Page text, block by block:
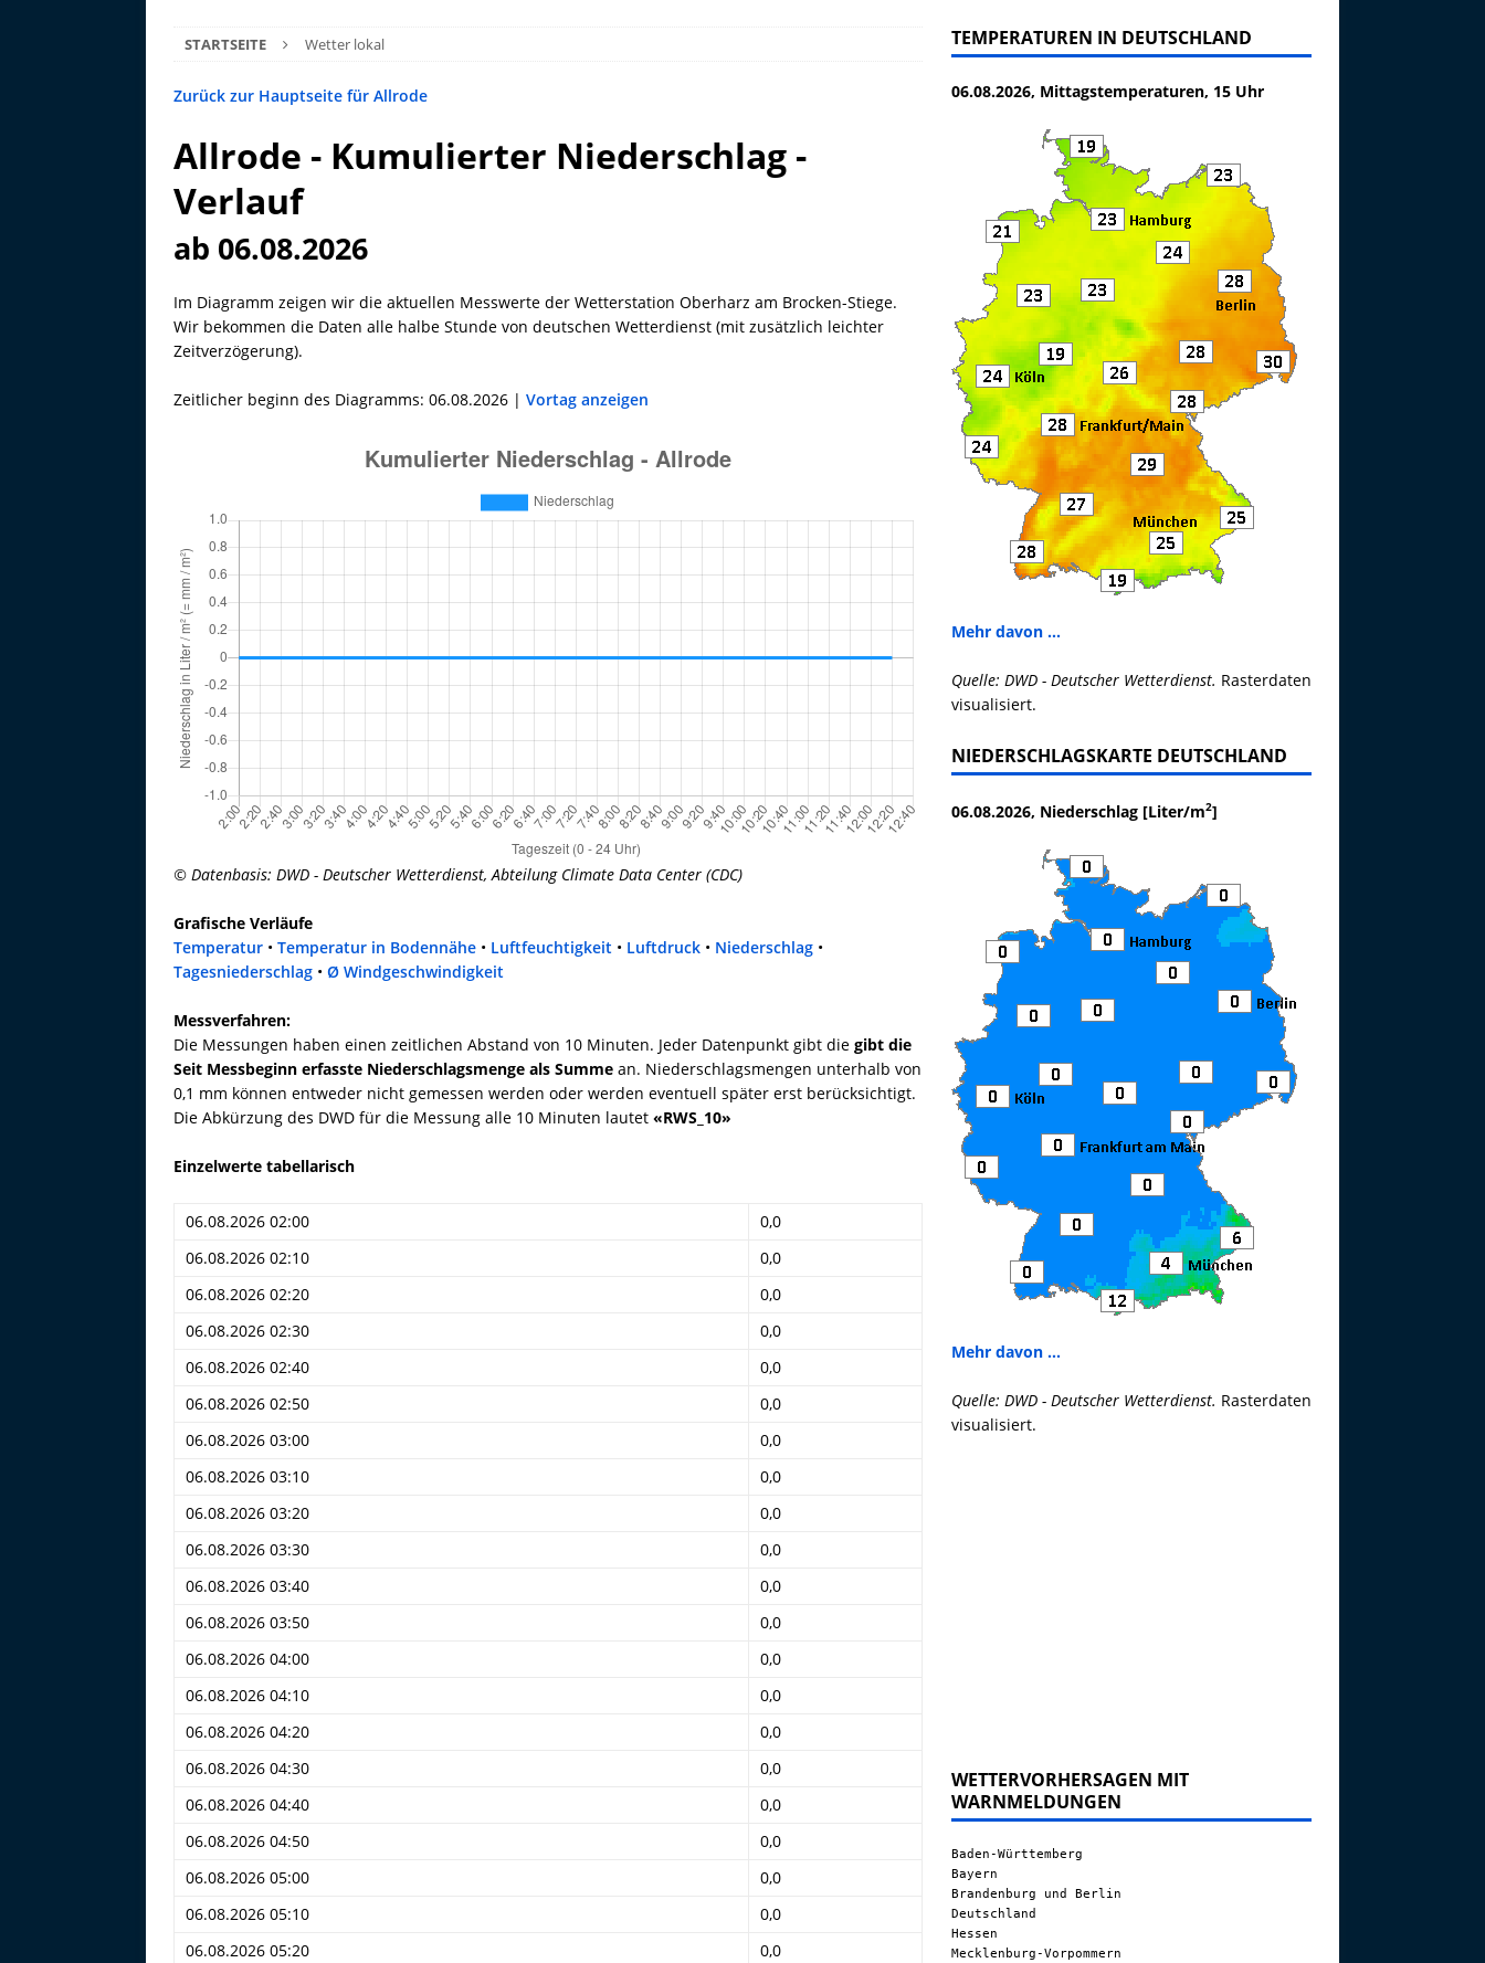
STARTSEITE Wetter lokal
Zurück zur Hauptseite für Allrode
Allrode - Kumulierter Niederschlag -
Verlauf
ab 06.08.2026
Im Diagramm zeigen wir die aktuellen Messwerte der Wetterstation Oberharz am Brocken-Stiege.
Wir bekommen die Daten alle halbe Stunde von deutschen Wetterdienst (mit zusätzlich leichter
Zeitverzögerung).
Zeitlicher beginn des Diagramms: 06.08.2026 | Vortag anzeigen
© Datenbasis: DWD - Deutscher Wetterdienst, Abteilung Climate Data Center (CDC)
Grafische Verläufe
Temperatur • Temperatur in Bodennähe • Luftfeuchtigkeit • Luftdruck • Niederschlag •
Tagesniederschlag • Ø Windgeschwindigkeit
Messverfahren:
Die Messungen haben einen zeitlichen Abstand von 10 Minuten. Jeder Datenpunkt gibt die gibt die
Seit Messbeginn erfasste Niederschlagsmenge als Summe an. Niederschlagsmengen unterhalb von
0,1 mm können entweder nicht gemessen werden oder werden eventuell später erst berücksichtigt.
Die Abkürzung des DWD für die Messung alle 10 Minuten lautet «RWS_10»
Einzelwerte tabellarisch
06.08.2026 02:00
0,0
06.08.2026 02:10
0,0
06.08.2026 02:20
0,0
06.08.2026 02:30
0,0
06.08.2026 02:40
0,0
06.08.2026 02:50
0,0
06.08.2026 03:00
0,0
06.08.2026 03:10
0,0
06.08.2026 03:20
0,0
06.08.2026 03:30
0,0
06.08.2026 03:40
0,0
06.08.2026 03:50
0,0
06.08.2026 04:00
0,0
06.08.2026 04:10
0,0
06.08.2026 04:20
0,0
06.08.2026 04:30
0,0
06.08.2026 04:40
0,0
06.08.2026 04:50
0,0
06.08.2026 05:00
0,0
06.08.2026 05:10
0,0
06.08.2026 05:20
0,0
TEMPERATUREN IN DEUTSCHLAND
06.08.2026, Mittagstemperaturen, 15 Uhr
Mehr davon ...
Quelle: DWD - Deutscher Wetterdienst. Rasterdaten
visualisiert.
NIEDERSCHLAGSKARTE DEUTSCHLAND
06.08.2026, Niederschlag [Liter/m2]
Mehr davon ...
Quelle: DWD - Deutscher Wetterdienst. Rasterdaten
visualisiert.
WETTERVORHERSAGEN MIT
WARNMELDUNGEN
Baden-Württemberg
Bayern
Brandenburg und Berlin
Deutschland
Hessen
Mecklenburg-Vorpommern